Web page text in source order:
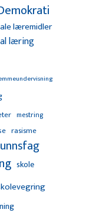
læremidler
læring
mestring
rasisme
skole